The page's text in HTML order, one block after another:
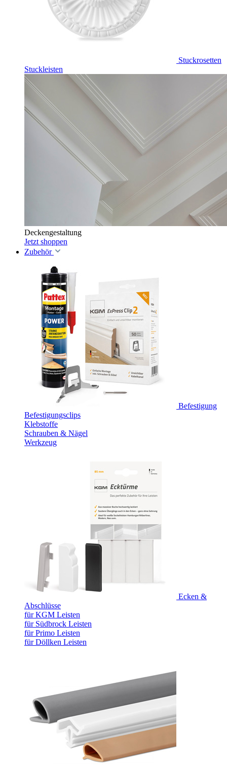
Stuckrosetten
Stuckleisten
Deckengestaltung
Jetzt shoppen
Zubehör
Befestigung
Befestigungsclips
Klebstoffe
Schrauben & Nägel
Werkzeug
Ecken &
Abschlüsse
für KGM Leisten
für Südbrock Leisten
für Primo Leisten
für Döllken Leisten